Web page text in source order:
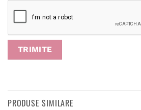
PRODUSE SIMILARE